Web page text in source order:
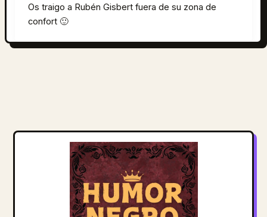
Os traigo a Rubén Gisbert fuera de su zona de
confort 🙂